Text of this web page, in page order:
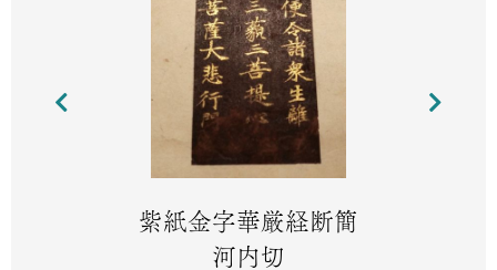
紫紙金字華厳経断簡
河内切